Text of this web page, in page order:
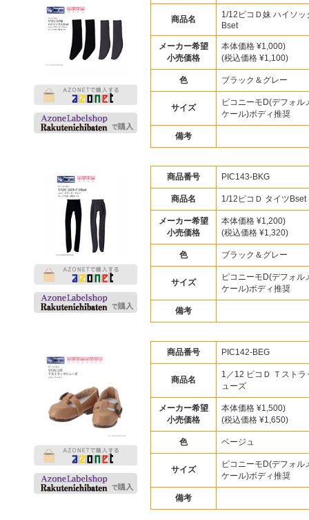
商品名
1/12ピコＤ妹 ハイソッ
Bset
メーカー希望
小売価格
本体価格 ¥1,000)
(税込価格 ¥1,100)
色 ブラック＆グレー
サイズ
ピコニーモD(デフォル
ケール)ボディ推奨
備考
商品番号 PIC143-BKG
商品名 1/12ピコＤ タイツBset
メーカー希望
小売価格
本体価格 ¥1,200)
(税込価格 ¥1,320)
色 ブラック＆グレー
サイズ
ピコニーモD(デフォル
ケール)ボディ推奨
備考
商品番号 PIC142-BEG
商品名
1／12 ピコＤ Ｔストラ
ューズ
メーカー希望
小売価格
本体価格 ¥1,500)
(税込価格 ¥1,650)
色 ベージュ
サイズ
ピコニーモD(デフォル
ケール)ボディ推奨
備考